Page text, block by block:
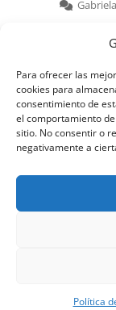
Para ofrecer las
cookies para
consentimiento de
el comportamiento
sitio. No consentir o
negativamente a
Política
Gabriela